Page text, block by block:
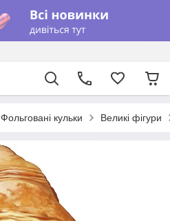
Фольговані кульки Великі фігури